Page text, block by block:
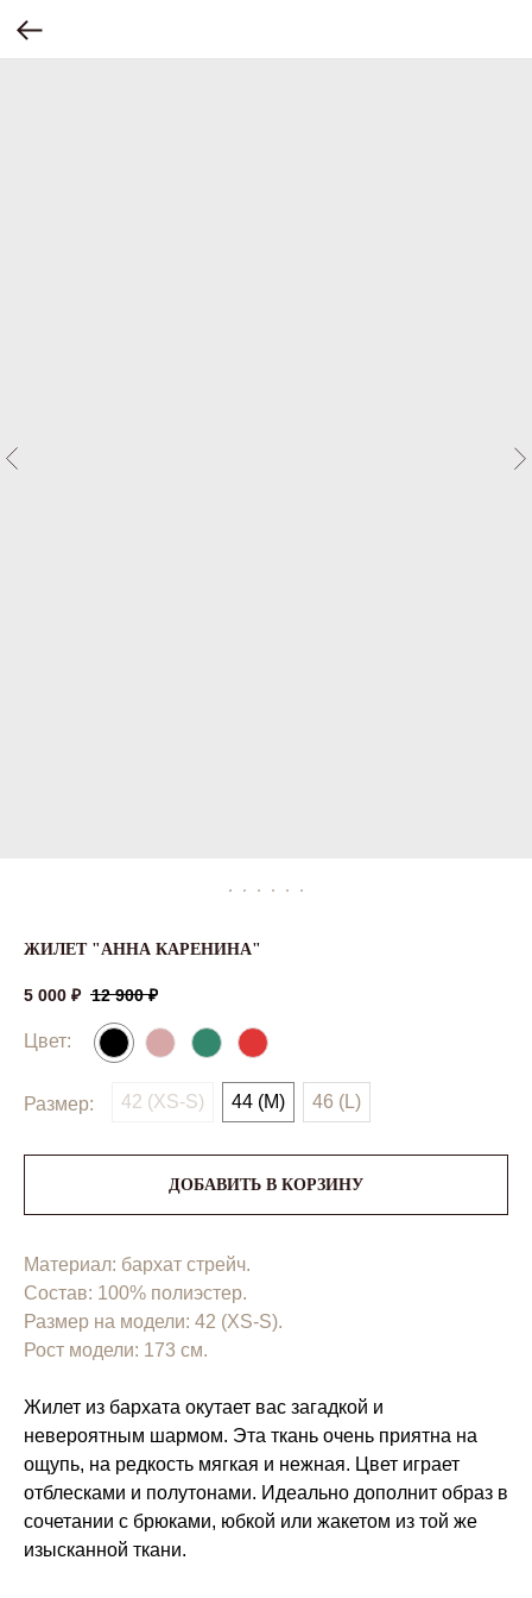
ЖИЛЕТ "АННА КАРЕНИНА"
5 000 ₽ 12 900 ₽
Цвет:
Размер: 42 (XS-S) 44 (M) 46 (L)
ДОБАВИТЬ В КОРЗИНУ
Материал: бархат стрейч.
Состав: 100% полиэстер.
Размер на модели: 42 (XS-S).
Рост модели: 173 см.
Жилет из бархата окутает вас загадкой и
невероятным шармом. Эта ткань очень приятна на
ощупь, на редкость мягкая и нежная. Цвет играет
отблесками и полутонами. Идеально дополнит образ в
сочетании с брюками, юбкой или жакетом из той же
изысканной ткани.